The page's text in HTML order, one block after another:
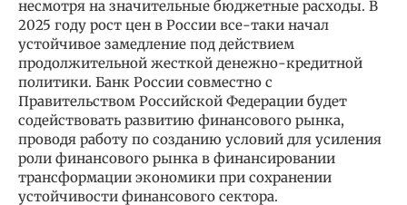
несмотря на значительные бюджетные расходы. В
2025 году рост цен в России все-таки начал
устойчивое замедление под действием
продолжительной жесткой денежно-кредитной
политики. Банк России совместно с
Правительством Российской Федерации будет
содействовать развитию финансового рынка,
проводя работу по созданию условий для усиления
роли финансового рынка в финансировании
трансформации экономики при сохранении
устойчивости финансового сектора.